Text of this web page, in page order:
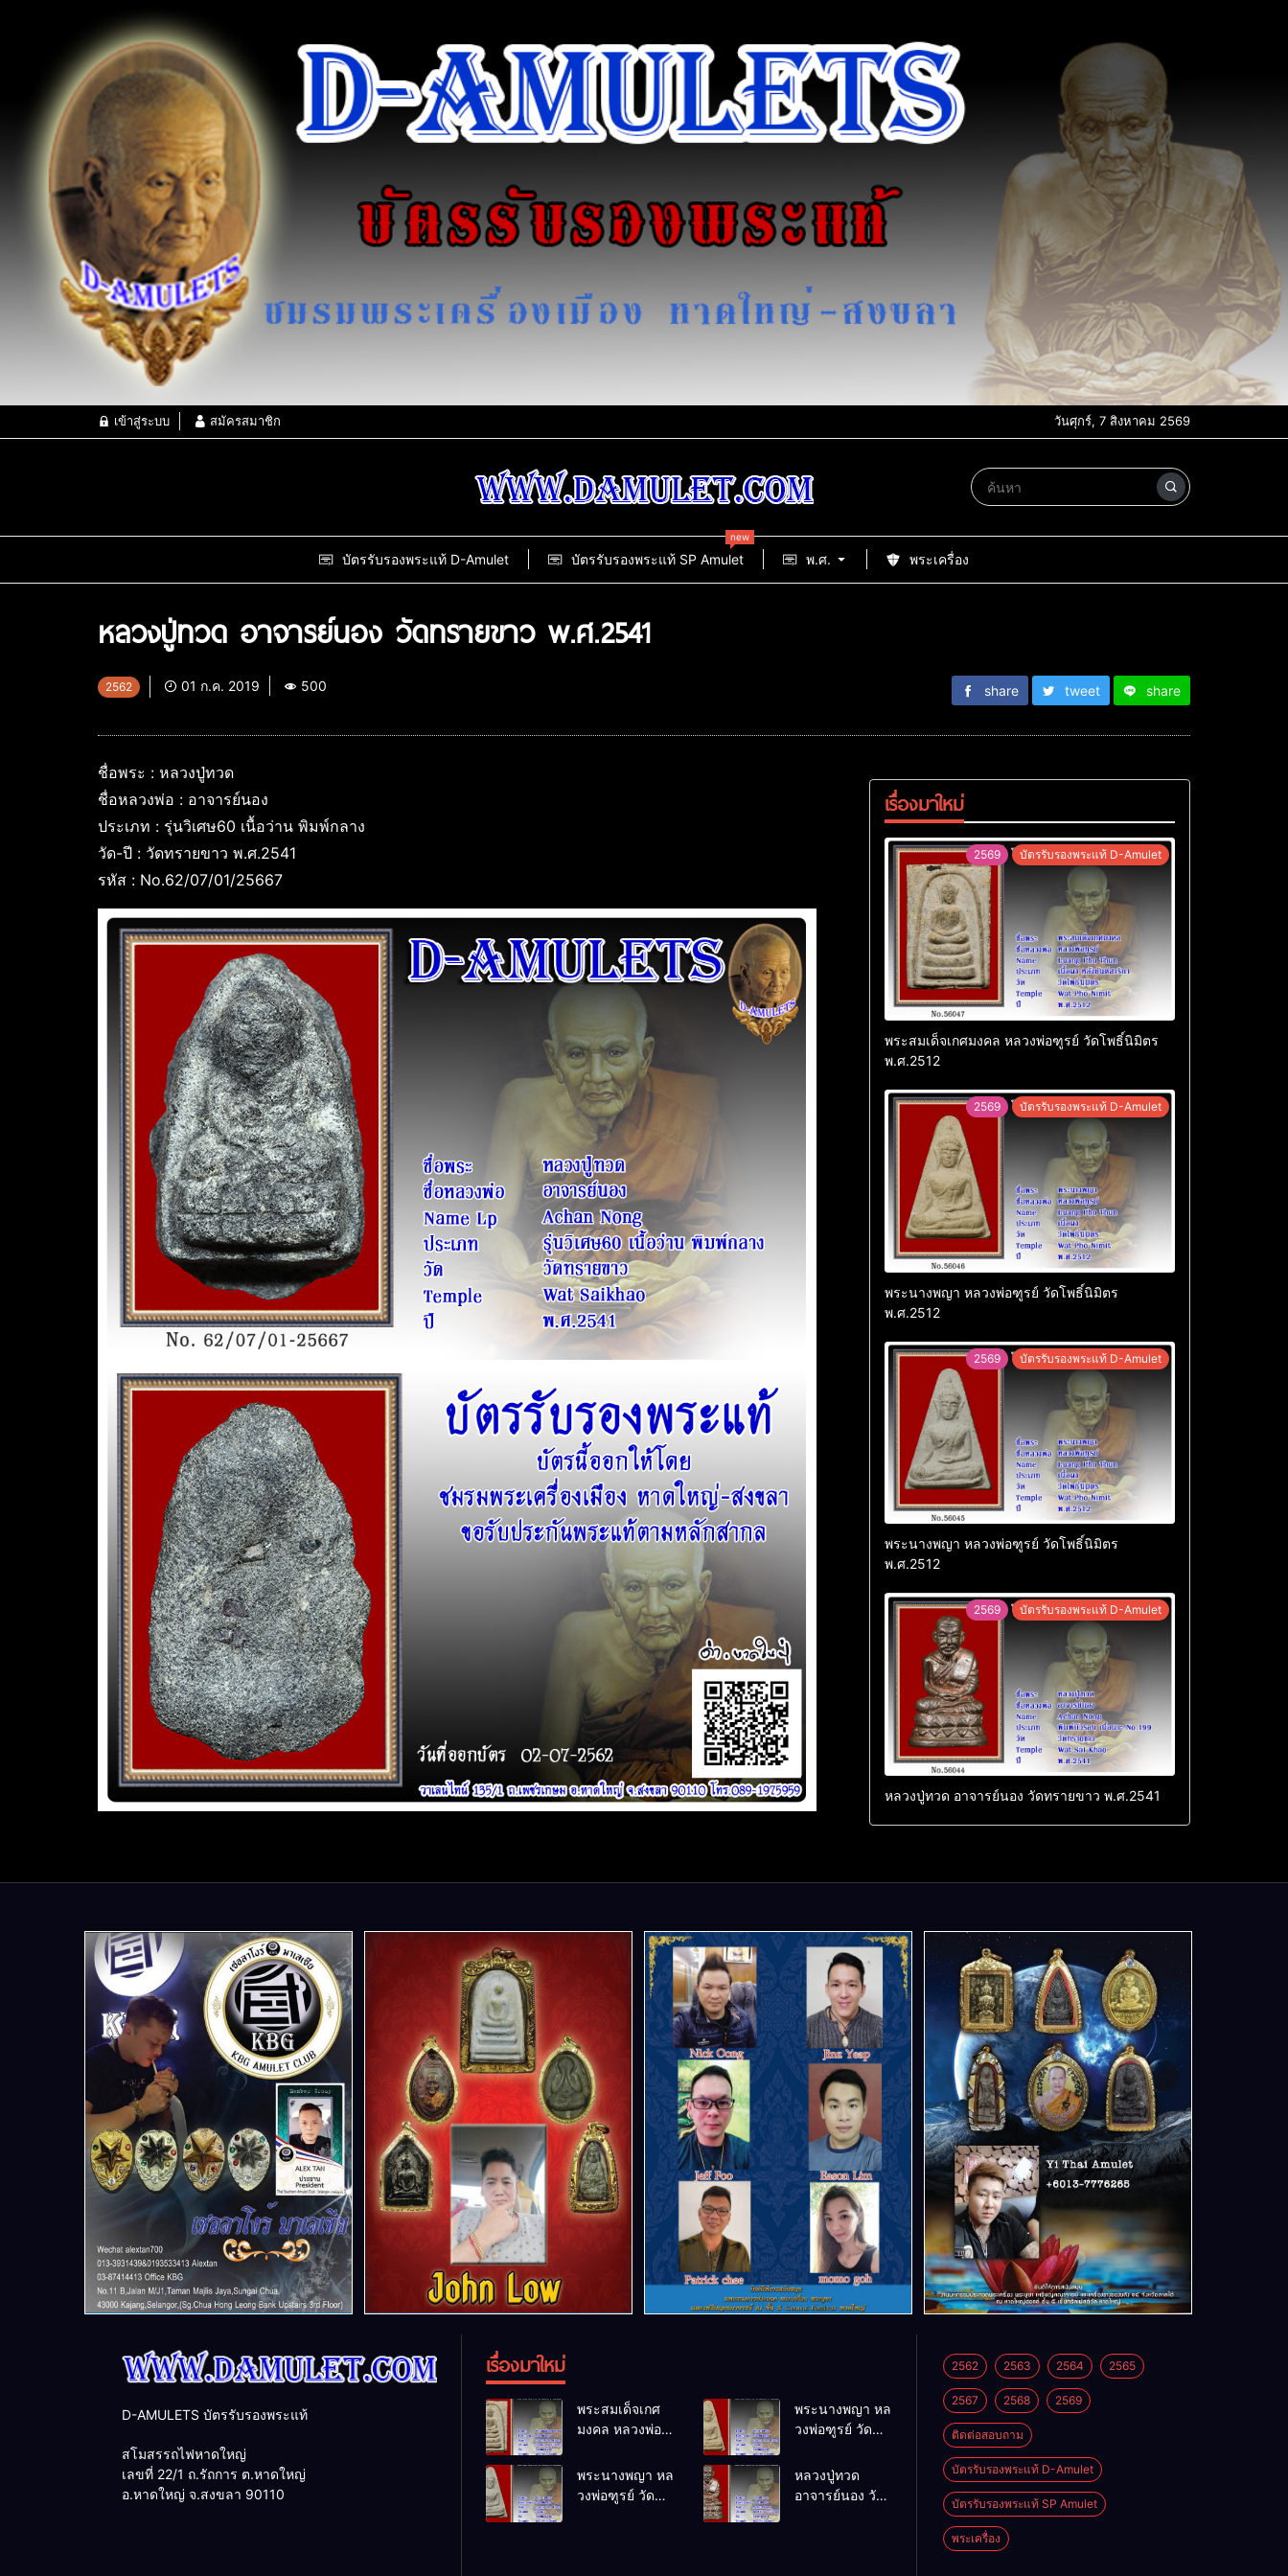
เข้าสู่ระบบ สมัครสมาชิก วันศุกร์, 7 สิงหาคม 2569
บัตรรับรองพระแท้ D-Amulet บัตรรับรองพระแท้ SP Amulet
new
พ.ศ. พระเครื่อง
หลวงปู่ทวด อาจารย์นอง วัดทรายขาว พ.ศ.2541
2562 01 ก.ค. 2019 500 share tweet share
ชื่อพระ : หลวงปู่ทวด
ชื่อหลวงพ่อ : อาจารย์นอง
ประเภท : รุ่นวิเศษ60 เนื้อว่าน พิมพ์กลาง
วัด-ปี : วัดทรายขาว พ.ศ.2541
รหัส : No.62/07/01/25667
เรื่องมาใหม่
2569 บัตรรับรองพระแท้ D-Amulet
พระสมเด็จเกศมงคล หลวงพ่อฑูรย์ วัดโพธิ์นิมิตร
พ.ศ.2512
2569 บัตรรับรองพระแท้ D-Amulet
พระนางพญา หลวงพ่อฑูรย์ วัดโพธิ์นิมิตร
พ.ศ.2512
2569 บัตรรับรองพระแท้ D-Amulet
พระนางพญา หลวงพ่อฑูรย์ วัดโพธิ์นิมิตร
พ.ศ.2512
2569 บัตรรับรองพระแท้ D-Amulet
หลวงปู่ทวด อาจารย์นอง วัดทรายขาว พ.ศ.2541
D-AMULETS บัตรรับรองพระแท้
สโมสรรถไฟหาดใหญ่
เลขที่ 22/1 ถ.รัถการ ต.หาดใหญ่
อ.หาดใหญ่ จ.สงขลา 90110
เรื่องมาใหม่
พระสมเด็จเกศ
มงคล หลวงพ่อ
โพธิ์นิมิตร
พ.ศ.2512
พระนางพญา หล
วงพ่อฑูรย์ วัด
พ.ศ.2512
พระนางพญา หล
วงพ่อฑูรย์ วัด
หลวงปู่ทวด
อาจารย์นอง วัด
2562 2563 2564 2565
2567 2568 2569
ติดต่อสอบถาม
บัตรรับรองพระแท้ D-Amulet
บัตรรับรองพระแท้ SP Amulet
พระเครื่อง